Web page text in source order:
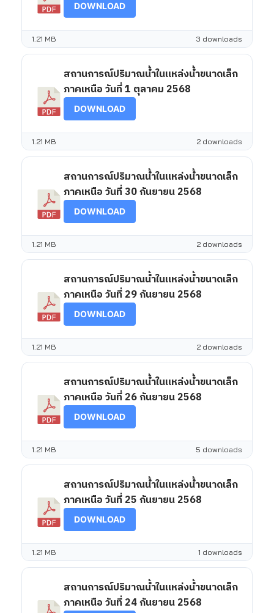
DOWNLOAD
3 downloads
1.21 MB
สถานการณ์ปริมาณน้ำในแหล่งน้ำขนาดเล็ก
ภาคเหนือ วันที่ 1 ตุลาคม 2568
DOWNLOAD
2 downloads
1.21 MB
สถานการณ์ปริมาณน้ำในแหล่งน้ำขนาดเล็ก
ภาคเหนือ วันที่ 30 กันยายน 2568
DOWNLOAD
2 downloads
1.21 MB
สถานการณ์ปริมาณน้ำในแหล่งน้ำขนาดเล็ก
ภาคเหนือ วันที่ 29 กันยายน 2568
DOWNLOAD
2 downloads
1.21 MB
สถานการณ์ปริมาณน้ำในแหล่งน้ำขนาดเล็ก
ภาคเหนือ วันที่ 26 กันยายน 2568
DOWNLOAD
5 downloads
1.21 MB
สถานการณ์ปริมาณน้ำในแหล่งน้ำขนาดเล็ก
ภาคเหนือ วันที่ 25 กันยายน 2568
DOWNLOAD
1 downloads
1.21 MB
สถานการณ์ปริมาณน้ำในแหล่งน้ำขนาดเล็ก
ภาคเหนือ วันที่ 24 กันยายน 2568